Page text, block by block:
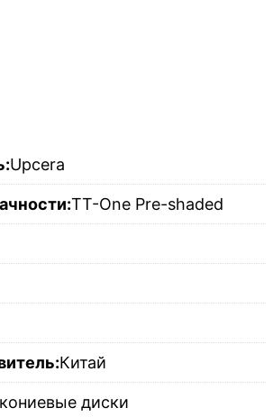
Upcera
TT-One Pre-shaded
Китай
диски